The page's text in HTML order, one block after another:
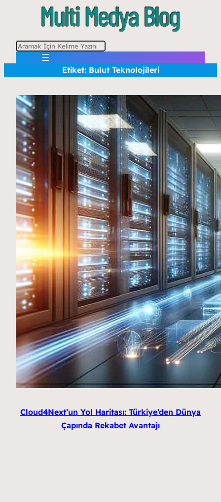
A
Etiket: Bulut Teknolojileri
Cloud4Next’un Yol Haritası: Türkiye’den Dünya
Çapında Rekabet Avantajı